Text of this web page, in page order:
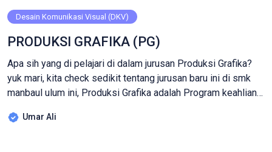
Desain Komunikasi Visual (DKV)
PRODUKSI GRAFIKA (PG)
Apa sih yang di pelajari di dalam jurusan Produksi Grafika?
yuk mari, kita check sedikit tentang jurusan baru ini di smk
manbaul ulum ini, Produksi Grafika adalah Program keahlian
teknik produksi grafika (percetakan) mencakup penguasaan
Umar Ali